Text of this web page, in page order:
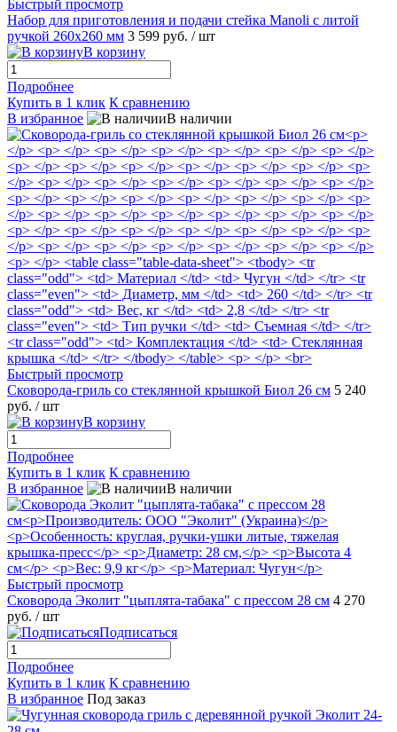
Быстрый просмотр
Набор для приготовления и подачи стейка Manoli с литой
ручкой 260х260 мм 3 599 руб. / шт
В корзину
Подробнее
Купить в 1 клик К сравнению
В избранное
В наличии
Быстрый просмотр
Сковорода-гриль со стеклянной крышкой Биол 26 см 5 240
руб. / шт
В корзину
Подробнее
Купить в 1 клик К сравнению
В избранное
В наличии
Быстрый просмотр
Сковорода Эколит "цыплята-табака" с прессом 28 см 4 270
руб. / шт
Подписаться
Подробнее
Купить в 1 клик К сравнению
В избранное Под заказ